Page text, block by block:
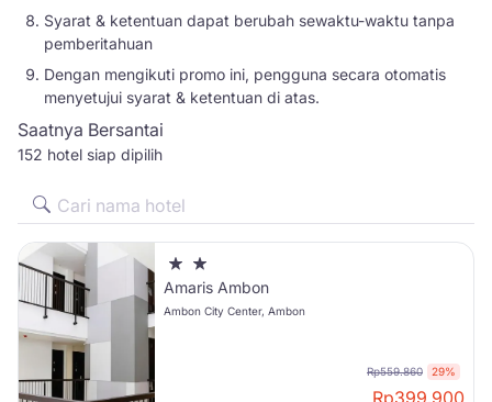
Syarat & ketentuan dapat berubah sewaktu-waktu tanpa
pemberitahuan
Dengan mengikuti promo ini, pengguna secara otomatis
menyetujui syarat & ketentuan di atas.
Saatnya Bersantai
152 hotel siap dipilih
Amaris Ambon
Ambon City Center, Ambon
Rp559.860 29%
Rp399.900